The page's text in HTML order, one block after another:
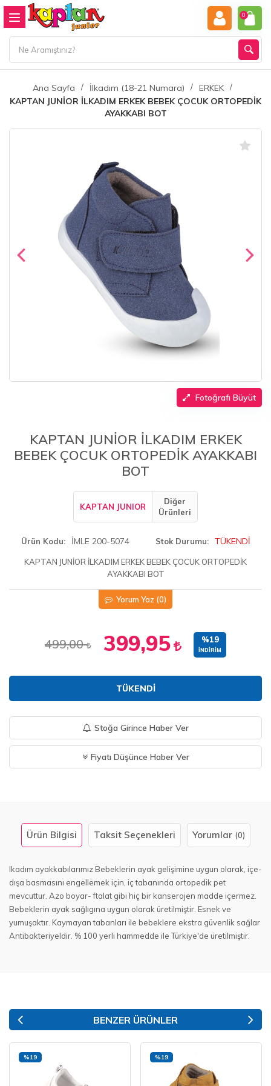
0
Ana Sayfa İlkadım (18-21 Numara)
ERKEK
KAPTAN JUNİOR İLKADIM ERKEK BEBEK ÇOCUK ORTOPEDİK
AYAKKABI BOT
Fotoğrafı Büyüt
KAPTAN JUNİOR İLKADIM ERKEK
BEBEK ÇOCUK ORTOPEDİK AYAKKABI
BOT
KAPTAN JUNIOR
Diğer
Ürünleri
Ürün Kodu İMLE 200-5074 Stok Durumu TÜKENDİ
KAPTAN JUNİOR İLKADIM ERKEK BEBEK ÇOCUK ORTOPEDİK
AYAKKABI BOT
Yorum Yaz (0)
499,00 399,95 %19
İNDIRIM
TÜKENDI
Stoğa Girince Haber Ver
Fiyatı Düşünce Haber Ver
Ürün Bilgisi Taksit Seçenekleri Yorumlar (0)
lkadım ayakkabılarımız Bebeklerin ayak gelişimine uygun olarak, içe-
dışa basmasını engellemek için, iç tabanında ortopedik pet
mevcuttur. Azo boyar- ftalat gibi hiç bir kanserojen madde içermez.
Bebeklerin ayak sağlıgına uygun olarak üretilmiştir. Esnek ve
yumuşaktır. Kaymayan tabanları ile bebeklere ekstra güvenlik sağlar
Antibakteriyeldir. % 100 yerli hammedde ile Türkiye'de üretilmiştir.
BENZER ÜRÜNLER
%19 %19